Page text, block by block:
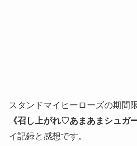
スタンドマイヒーローズの期間
《召し上がれ♡あまあまシュガ
イ記録と感想です。